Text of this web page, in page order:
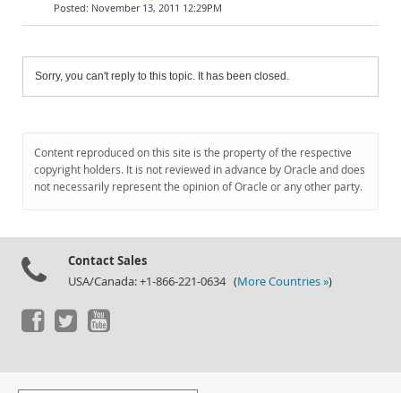
November 13, 2011 12:29PM
Sorry, you can't reply to this topic. It has been closed.
Content reproduced on this site is the property of the respective
copyright holders. It is not reviewed in advance by Oracle and does
not necessarily represent the opinion of Oracle or any other party.
Contact Sales
USA/Canada: +1-866-221-0634 (More Countries »)